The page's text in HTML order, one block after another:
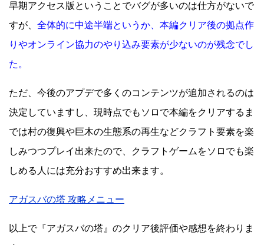
早期アクセス版ということでバグが多いのは仕方がないで
すが、 全体的に中途半端というか、本編クリア後の拠点作
りやオンライン協力のやり込み要素が少ないのが残念でし
た。
ただ、今後のアプデで多くのコンテンツが追加されるのは
決定していますし、現時点でもソロで本編をクリアするま
では村の復興や巨木の生態系の再生などクラフト要素を楽
しみつつプレイ出来たので、クラフトゲームをソロでも楽
しめる人には充分おすすめ出来ます。
アガスバの塔 攻略メニュー
以上で『アガスバの塔』のクリア後評価や感想を終わりま